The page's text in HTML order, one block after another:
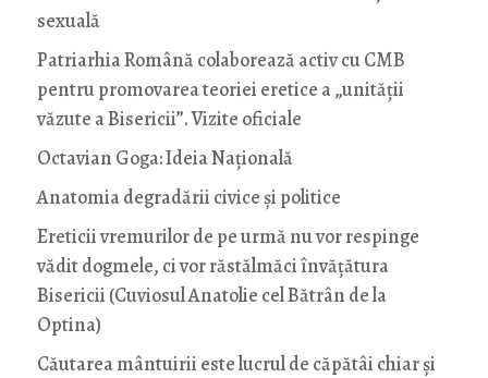
sexuală
Patriarhia Română colaborează activ cu CMB
pentru promovarea teoriei eretice a „unității
văzute a Bisericii”. Vizite oficiale
Octavian Goga: Ideia Naţională
Anatomia degradării civice și politice
Ereticii vremurilor de pe urmă nu vor respinge
vădit dogmele, ci vor răstălmăci învățătura
Bisericii (Cuviosul Anatolie cel Bătrân de la
Optina)
Căutarea mântuirii este lucrul de căpătâi chiar și